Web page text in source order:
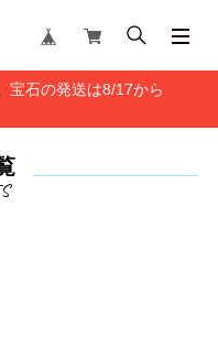
宝石の発送は8/17から